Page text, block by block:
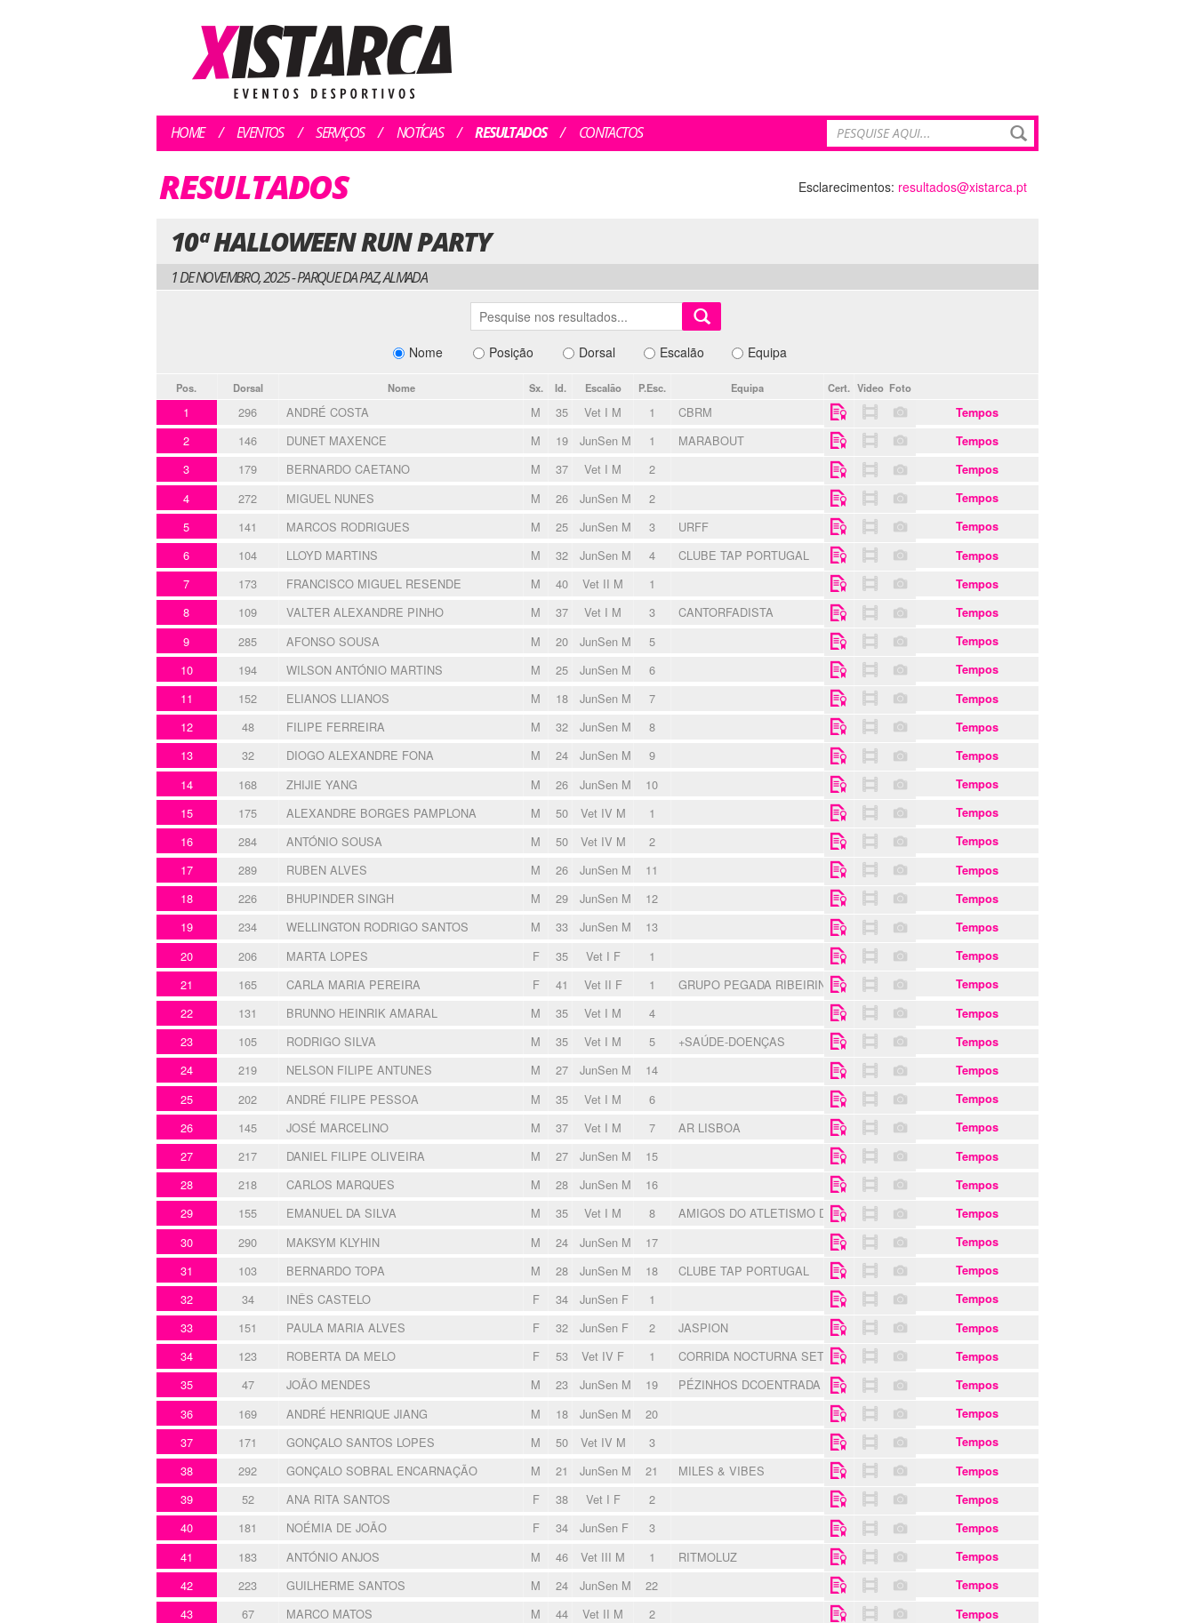
HOME EVENTOS SERVIÇOS NOTÍCIAS RESULTADOS CONTACTOS
RESULTADOS Esclarecimentos: resultados@xistarca.pt
10ª HALLOWEEN RUN PARTY
1 DE NOVEMBRO, 2025 - PARQUE DA PAZ, ALMADA
Nome Posição Dorsal Escalão Equipa
Pos. Dorsal Nome Sx. Id. Escalão P.Esc. Equipa Cert. Video Foto
1 296 ANDRÉ COSTA M 35 Vet I M 1 CBRM Tempos
2 146 DUNET MAXENCE M 19 JunSen M 1 MARABOUT Tempos
3 179 BERNARDO CAETANO M 37 Vet I M 2 Tempos
4 272 MIGUEL NUNES M 26 JunSen M 2 Tempos
5 141 MARCOS RODRIGUES M 25 JunSen M 3 URFF Tempos
6 104 LLOYD MARTINS M 32 JunSen M 4 CLUBE TAP PORTUGAL Tempos
7 173 FRANCISCO MIGUEL RESENDE M 40 Vet II M 1 Tempos
8 109 VALTER ALEXANDRE PINHO M 37 Vet I M 3 CANTORFADISTA Tempos
9 285 AFONSO SOUSA M 20 JunSen M 5 Tempos
10 194 WILSON ANTÓNIO MARTINS M 25 JunSen M 6 Tempos
11 152 ELIANOS LLIANOS M 18 JunSen M 7 Tempos
12 48 FILIPE FERREIRA M 32 JunSen M 8 Tempos
13 32 DIOGO ALEXANDRE FONA M 24 JunSen M 9 Tempos
14 168 ZHIJIE YANG M 26 JunSen M 10 Tempos
15 175 ALEXANDRE BORGES PAMPLONA M 50 Vet IV M 1 Tempos
16 284 ANTÓNIO SOUSA M 50 Vet IV M 2 Tempos
17 289 RUBEN ALVES M 26 JunSen M 11 Tempos
18 226 BHUPINDER SINGH M 29 JunSen M 12 Tempos
19 234 WELLINGTON RODRIGO SANTOS M 33 JunSen M 13 Tempos
20 206 MARTA LOPES F 35 Vet I F 1 Tempos
21 165 CARLA MARIA PEREIRA F 41 Vet II F 1 GRUPO PEGADA RIBEIRINHA Tempos
22 131 BRUNNO HEINRIK AMARAL M 35 Vet I M 4 Tempos
23 105 RODRIGO SILVA M 35 Vet I M 5 +SAÚDE-DOENÇAS Tempos
24 219 NELSON FILIPE ANTUNES M 27 JunSen M 14 Tempos
25 202 ANDRÉ FILIPE PESSOA M 35 Vet I M 6 Tempos
26 145 JOSÉ MARCELINO M 37 Vet I M 7 AR LISBOA Tempos
27 217 DANIEL FILIPE OLIVEIRA M 27 JunSen M 15 Tempos
28 218 CARLOS MARQUES M 28 JunSen M 16 Tempos
29 155 EMANUEL DA SILVA M 35 Vet I M 8 AMIGOS DO ATLETISMO DE MAFRA Tempos
30 290 MAKSYM KLYHIN M 24 JunSen M 17 Tempos
31 103 BERNARDO TOPA M 28 JunSen M 18 CLUBE TAP PORTUGAL Tempos
32 34 INÊS CASTELO F 34 JunSen F 1 Tempos
33 151 PAULA MARIA ALVES F 32 JunSen F 2 JASPION Tempos
34 123 ROBERTA DA MELO F 53 Vet IV F 1 CORRIDA NOCTURNA SETÚBAL Tempos
35 47 JOÃO MENDES M 23 JunSen M 19 PÉZINHOS DCOENTRADA Tempos
36 169 ANDRÉ HENRIQUE JIANG M 18 JunSen M 20 Tempos
37 171 GONÇALO SANTOS LOPES M 50 Vet IV M 3 Tempos
38 292 GONÇALO SOBRAL ENCARNAÇÃO M 21 JunSen M 21 MILES & VIBES Tempos
39 52 ANA RITA SANTOS F 38 Vet I F 2 Tempos
40 181 NOÉMIA DE JOÃO F 34 JunSen F 3 Tempos
41 183 ANTÓNIO ANJOS M 46 Vet III M 1 RITMOLUZ Tempos
42 223 GUILHERME SANTOS M 24 JunSen M 22 Tempos
43 67 MARCO MATOS M 44 Vet II M 2 Tempos